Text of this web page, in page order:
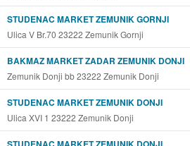
STUDENAC MARKET ZEMUNIK GORNJI
Ulica V Br.70 23222 Zemunik Gornji
BAKMAZ MARKET ZADAR ZEMUNIK DONJI
Zemunik Donji bb 23222 Zemunik Donji
STUDENAC MARKET ZEMUNIK DONJI
Ulica XVI 1 23222 Zemunik Donji